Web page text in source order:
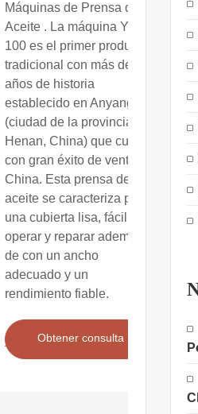
Máquinas de Prensa de
Aceite . La máquina YZS-
100 es el primer producto
tradicional con más de 50
años de historia
establecido en Anyang
(ciudad de la provincia de
Henan, China) que cuenta
con gran éxito de venta en
China. Esta prensa de
aceite se caracteriza por
una cubierta lisa, fácil de
operar y reparar además
de con un ancho
adecuado y un
rendimiento fiable.
Obtener consulta